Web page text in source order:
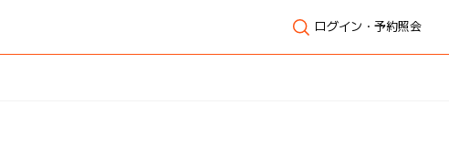
ログイン・予約照会